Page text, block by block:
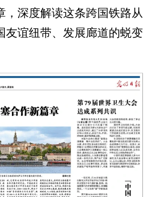
，深度解读这条跨国铁路从
友谊纽带、发展廊道的蜕变